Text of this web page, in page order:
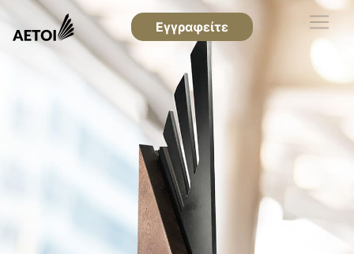
Εγγραφείτε